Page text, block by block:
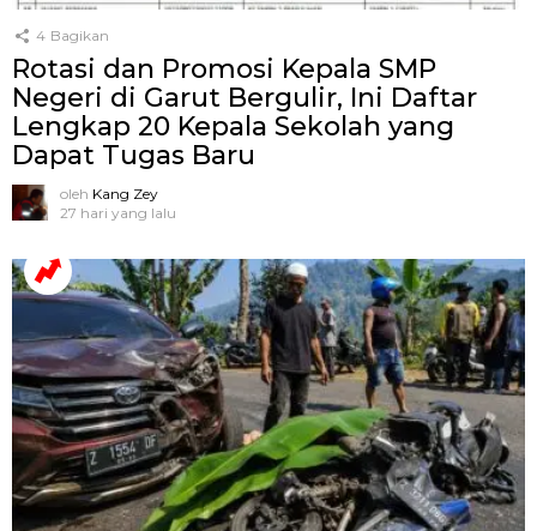
4 Bagikan
Rotasi dan Promosi Kepala SMP
Negeri di Garut Bergulir, Ini Daftar
Lengkap 20 Kepala Sekolah yang
Dapat Tugas Baru
oleh Kang Zey
27 hari yang lalu